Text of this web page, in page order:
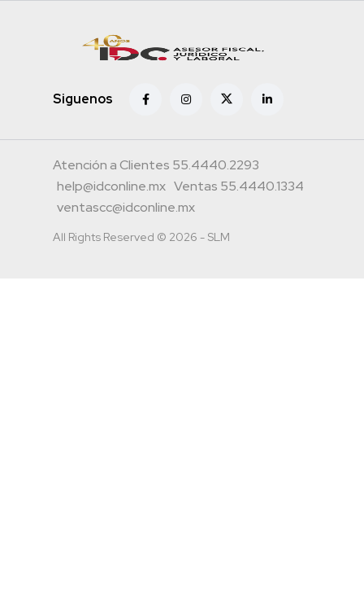
Siguenos
Atención a Clientes 55.4440.2293
help@idconline.mx Ventas 55.4440.1334
ventascc@idconline.mx
All Rights Reserved © 2026 - SLM